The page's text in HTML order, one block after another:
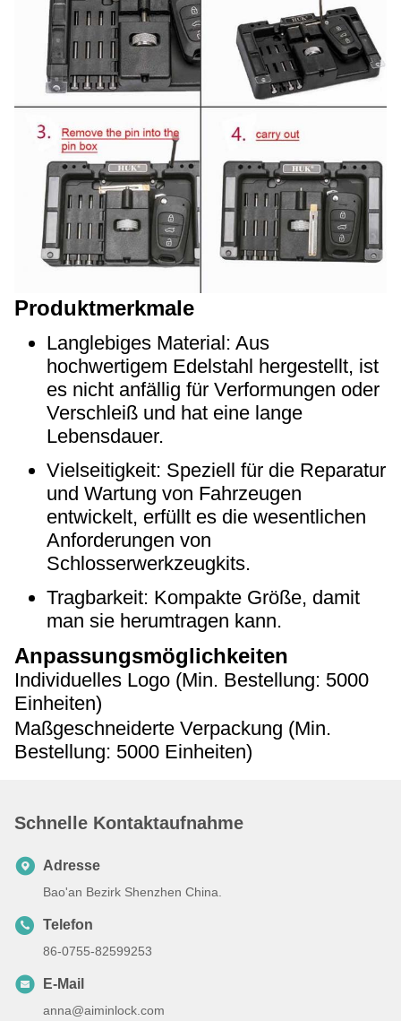
Produktmerkmale
Langlebiges Material: Aus
hochwertigem Edelstahl hergestellt, ist
es nicht anfällig für Verformungen oder
Verschleiß und hat eine lange
Lebensdauer.
Vielseitigkeit: Speziell für die Reparatur
und Wartung von Fahrzeugen
entwickelt, erfüllt es die wesentlichen
Anforderungen von
Schlosserwerkzeugkits.
Tragbarkeit: Kompakte Größe, damit
man sie herumtragen kann.
Anpassungsmöglichkeiten
Individuelles Logo (Min. Bestellung: 5000
Einheiten)
Maßgeschneiderte Verpackung (Min.
Bestellung: 5000 Einheiten)
Schnelle Kontaktaufnahme
Adresse
Bao'an Bezirk Shenzhen China.
Telefon
86-0755-82599253
E-Mail
anna@aiminlock.com